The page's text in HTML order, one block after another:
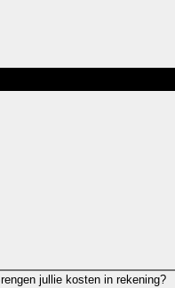
jullie kosten in rekening?